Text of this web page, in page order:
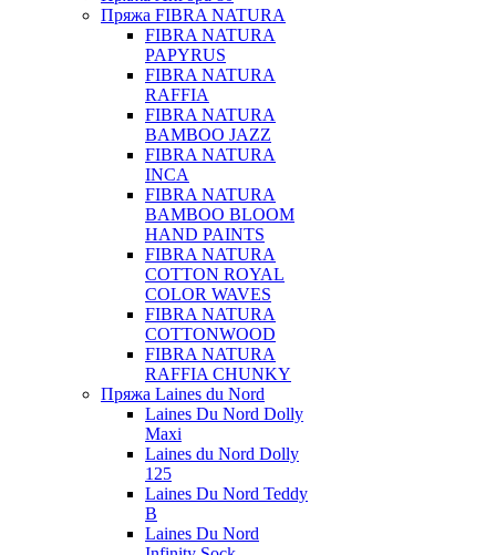
Пряжа FIBRA NATURA
FIBRA NATURA
PAPYRUS
FIBRA NATURA
RAFFIA
FIBRA NATURA
BAMBOO JAZZ
FIBRA NATURA
INCA
FIBRA NATURA
BAMBOO BLOOM
HAND PAINTS
FIBRA NATURA
COTTON ROYAL
COLOR WAVES
FIBRA NATURA
COTTONWOOD
FIBRA NATURA
RAFFIA CHUNKY
Пряжа Laines du Nord
Laines Du Nord Dolly
Maxi
Laines du Nord Dolly
125
Laines Du Nord Teddy
B
Laines Du Nord